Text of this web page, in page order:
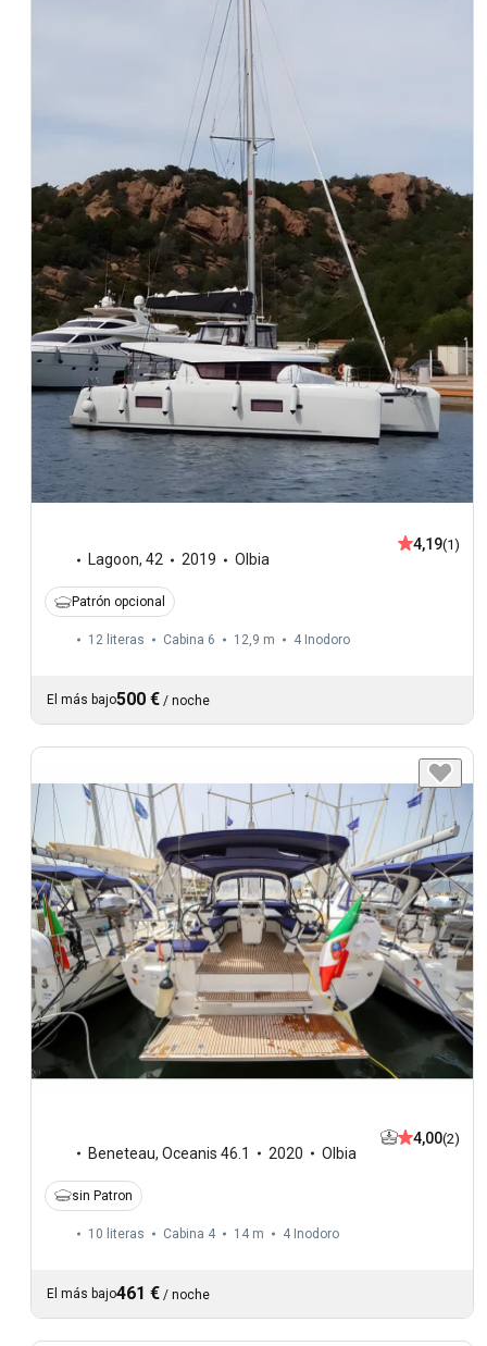
Lagoon, 42 2019 Olbia
4,19(1)
Patrón opcional
12 literas Cabina 6 12,9 m 4 Inodoro
El más bajo500 € / noche
Beneteau, Oceanis 46.1 2020 Olbia
4,00(2)
sin Patron
10 literas Cabina 4 14 m 4 Inodoro
El más bajo461 € / noche